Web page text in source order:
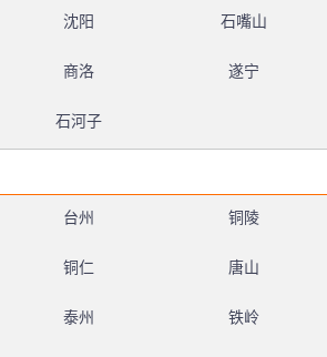
沈阳 石嘴山
商洛 遂宁
石河子
台州 铜陵
铜仁 唐山
泰州 铁岭